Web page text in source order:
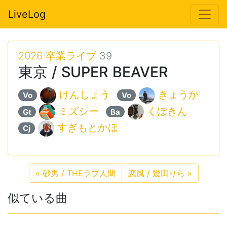
LiveLog
2026 卒業ライブ39
東京 / SUPER BEAVER
Vo けんしょう Vo きょうか
Gt ミズシー Ba くぼきん
Cj すぎもとかほ
« 砂男 / THEラブ人間 恋風 / 幾田りら »
似ている曲